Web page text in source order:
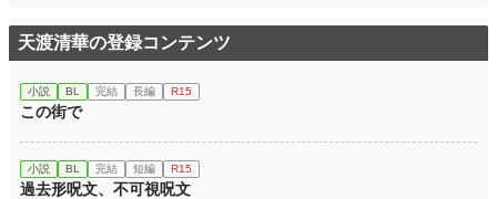
天渡清華の登録コンテンツ
小説 BL 完結 長編 R15
この街で
小説 BL 完結 短編 R15
過去形呪文、不可視呪文